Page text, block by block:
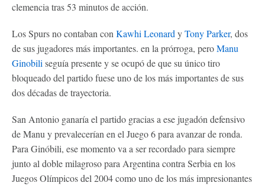
clemencia tras 53 minutos de acción.
Los Spurs no contaban conKawhi LeonardyTony Parker, dos
de sus jugadores más importantes. en la prórroga, peroManu
Ginobiliseguía presente y se ocupó de que su único tiro
bloqueado del partido fuese uno de los más importantes de sus
dos décadas de trayectoria.
San Antonio ganaría el partido gracias a ese jugadón defensivo
de Manu y prevalecerían en el Juego 6 para avanzar de ronda.
Para Ginóbili, ese momento va a ser recordado para siempre
junto al doble milagroso para Argentina contra Serbia en los
Juegos Olímpicos del 2004 como uno de los más impresionantes